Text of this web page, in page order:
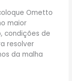
Ometto
maior
condições de
resolver
da malha